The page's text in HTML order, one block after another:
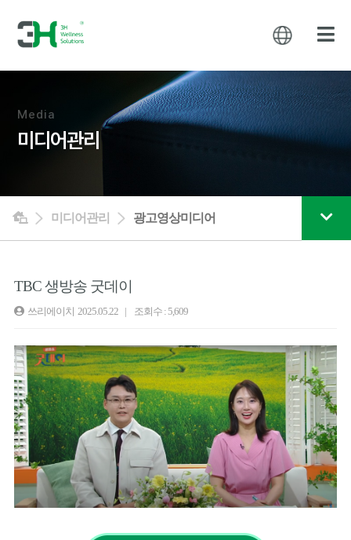
Media
미디어관리
미디어관리 광고영상미디어
TBC 생방송 굿데이
쓰리에이치 2025.05.22 | 조회수 : 5,609